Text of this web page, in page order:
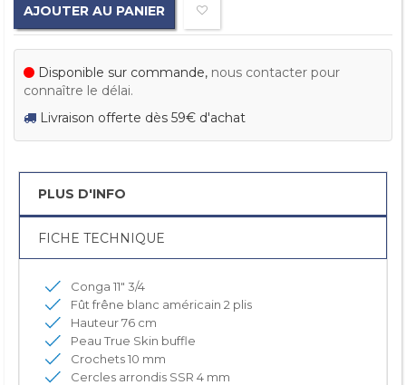
AJOUTER AU PANIER
Disponible sur commande, nous contacter pour
connaître le délai.
Livraison offerte dès 59€ d'achat
PLUS D'INFO
FICHE TECHNIQUE
Conga 11" 3/4
Fût frêne blanc américain 2 plis
Hauteur 76 cm
Peau True Skin buffle
Crochets 10 mm
Cercles arrondis SSR 4 mm